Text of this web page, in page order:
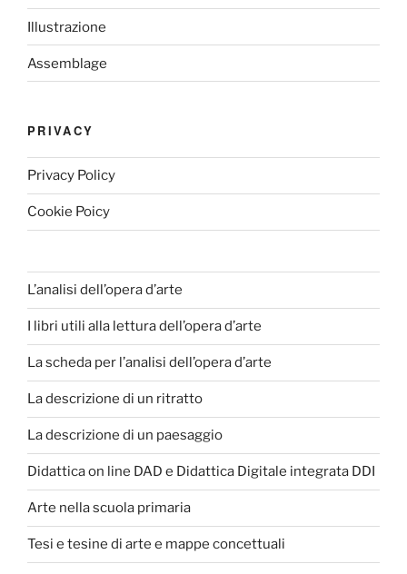
Illustrazione
Assemblage
PRIVACY
Privacy Policy
Cookie Poicy
L’analisi dell’opera d’arte
I libri utili alla lettura dell’opera d’arte
La scheda per l’analisi dell’opera d’arte
La descrizione di un ritratto
La descrizione di un paesaggio
Didattica on line DAD e Didattica Digitale integrata DDI
Arte nella scuola primaria
Tesi e tesine di arte e mappe concettuali